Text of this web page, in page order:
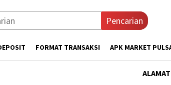
Pencarian
FORMAT TRANSAKSI APK MARKET